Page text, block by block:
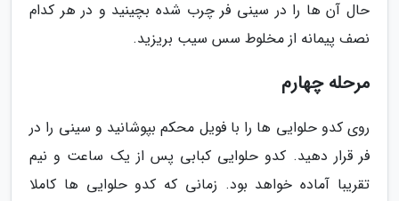
حال آن ها را در سینی فر چرب شده بچینید و در هر کدام
نصف پیمانه از مخلوط سس سیب بریزید.
مرحله چهارم
روی کدو حلوایی ها را با فویل محکم بپوشانید و سینی را در
فر قرار دهید. کدو حلوایی کبابی پس از یک ساعت و نیم
تقریبا آماده خواهد بود. زمانی که کدو حلوایی ها کاملا